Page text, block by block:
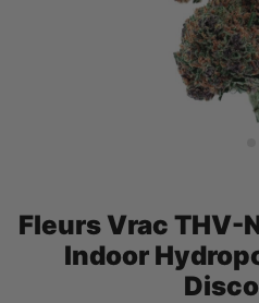
Fleurs Vrac THV-
Indoor